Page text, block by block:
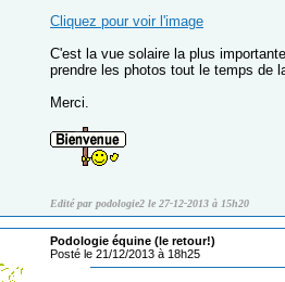
Cliquez pour voir l'image
C'est la vue solaire la plus
prendre les photos tout le temps de
Merci.
Edité par podologie2 le 27-12-2013 à 15h20
Podologie équine (le retour!)
Posté le 21/12/2013 à 18h25